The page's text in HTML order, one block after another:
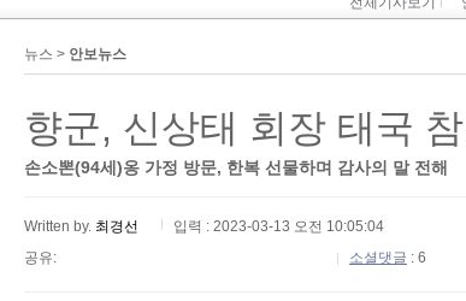
뉴스 > 안보뉴스
향군, 신상태 회장 태국
손소뽄(94세)옹 가정 방문, 한복 선물하며 감사의 말 전해
Written by. 최경선
입력 : 2023-03-13 오전 10:05:04
공유:
소셜댓글 : 6